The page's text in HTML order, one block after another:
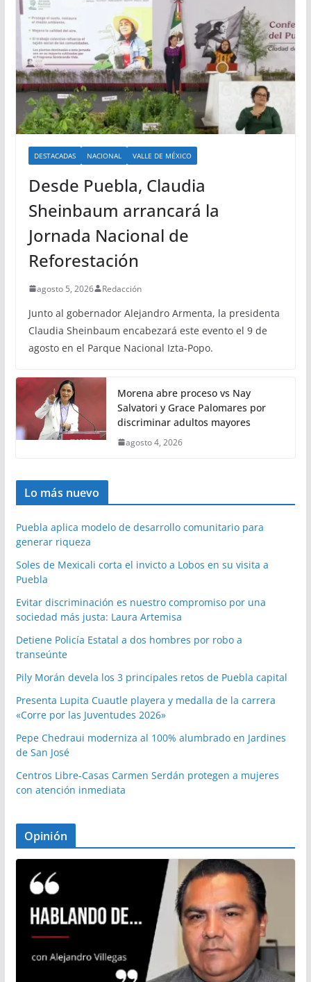
DESTACADAS NACIONAL VALLE DE MÉXICO
Desde Puebla, Claudia
Sheinbaum arrancará la
Jornada Nacional de
Reforestación
agosto 5, 2026 Redacción
Junto al gobernador Alejandro Armenta, la presidenta
Claudia Sheinbaum encabezará este evento el 9 de
agosto en el Parque Nacional Izta-Popo.
Morena abre proceso vs Nay
Salvatori y Grace Palomares por
discriminar adultos mayores
agosto 4, 2026
Lo más nuevo
Puebla aplica modelo de desarrollo comunitario para
generar riqueza
Soles de Mexicali corta el invicto a Lobos en su visita a
Puebla
Evitar discriminación es nuestro compromiso por una
sociedad más justa: Laura Artemisa
Detiene Policía Estatal a dos hombres por robo a
transeúnte
Pily Morán devela los 3 principales retos de Puebla capital
Presenta Lupita Cuautle playera y medalla de la carrera
«Corre por las Juventudes 2026»
Pepe Chedraui moderniza al 100% alumbrado en Jardines
de San José
Centros Libre-Casas Carmen Serdán protegen a mujeres
con atención inmediata
Opinión